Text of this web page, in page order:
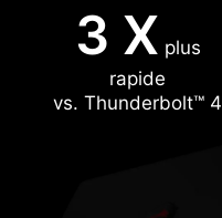
3 X plus
rapide
vs. Thunderbolt™ 4